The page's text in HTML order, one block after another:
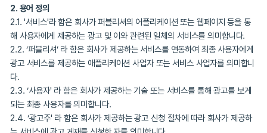
등을 규정하는데 그 목적이 있습니다.
2. 용어 정의
2.1. '서비스'라 함은 회사가 퍼블리셔의 어플리케이션 또는 웹페이
해 사용자에게 제공하는 광고 및 이와 관련된 일체의 서비스를 의미
2.2. ‘퍼블리셔’ 라 함은 회사가 제공하는 서비스를 연동하여 최종
광고 서비스를 제공하는 애플리케이션 사업자 또는 서비스 사업자를
다.